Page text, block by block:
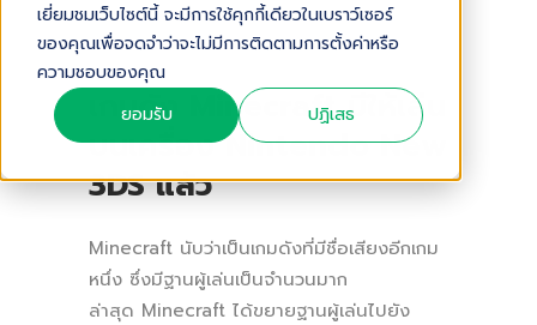
เยี่ยมชมเว็บไซต์นี้ จะมีการใช้คุกกี้เดียวในเบราว์เซอร์
ของคุณเพื่อจดจำว่าจะไม่มีการติดตามการตั้งค่าหรือ
ความชอบของคุณ
ยอมรับ
ปฏิเสธ
14/ 09/ 2017
เกมดัง Minecraft มีให้เล่น
บนเครื่อง Nintendo New
3DS แล้ว
Minecraft นับว่าเป็นเกมดังที่มีชื่อเสียงอีกเกม
หนึ่ง ซึ่งมีฐานผู้เล่นเป็นจำนวนมาก
ล่าสุด Minecraft ได้ขยายฐานผู้เล่นไปยัง